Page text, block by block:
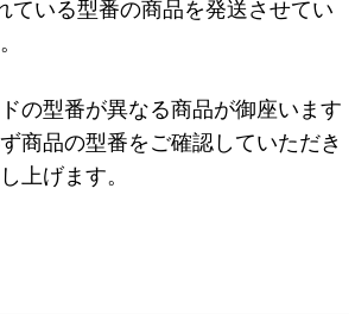
ている型番の商品を発送させてい
の型番が異なる商品が御座います
商品の型番をご確認していただき
上げます。